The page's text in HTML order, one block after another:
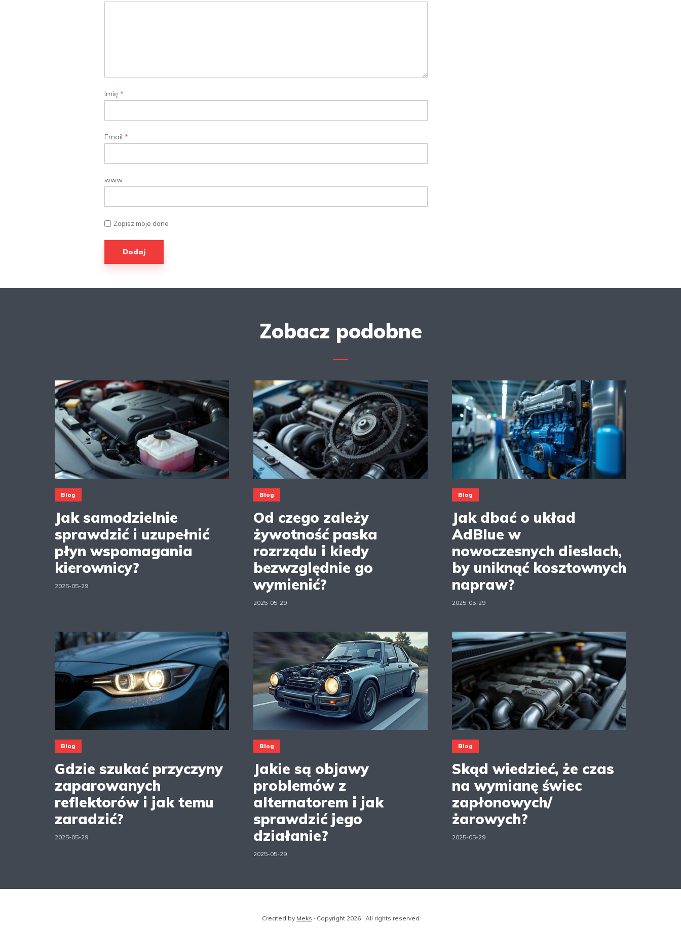
Imię *
Email *
www
Zapisz moje dane
Zobacz podobne
Blog
Jak samodzielnie
sprawdzić i uzupełnić
płyn wspomagania
kierownicy?
2025-05-29
Blog
Od czego zależy
żywotność paska
rozrządu i kiedy
bezwzględnie go
wymienić?
2025-05-29
Blog
Jak dbać o układ
AdBlue w
nowoczesnych dieslach,
by uniknąć kosztownych
napraw?
2025-05-29
Blog
Gdzie szukać przyczyny
zaparowanych
reflektorów i jak temu
zaradzić?
2025-05-29
Blog
Jakie są objawy
problemów z
alternatorem i jak
sprawdzić jego
działanie?
2025-05-29
Blog
Skąd wiedzieć, że czas
na wymianę świec
zapłonowych/
żarowych?
2025-05-29
Created by Meks · Copyright 2026 · All rights reserved